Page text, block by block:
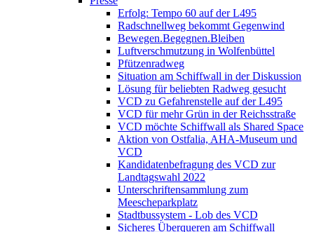
Erfolg: Tempo 60 auf der L495
Radschnellweg bekommt Gegenwind
Bewegen.Begegnen.Bleiben
Luftverschmutzung in Wolfenbüttel
Pfützenradweg
Situation am Schiffwall in der Diskussion
Lösung für beliebten Radweg gesucht
VCD zu Gefahrenstelle auf der L495
VCD für mehr Grün in der Reichsstraße
VCD möchte Schiffwall als Shared Space
Aktion von Ostfalia, AHA-Museum und
VCD
Kandidatenbefragung des VCD zur
Landtagswahl 2022
Unterschriftensammlung zum
Meescheparkplatz
Stadtbussystem - Lob des VCD
Sicheres Überqueren am Schiffwall